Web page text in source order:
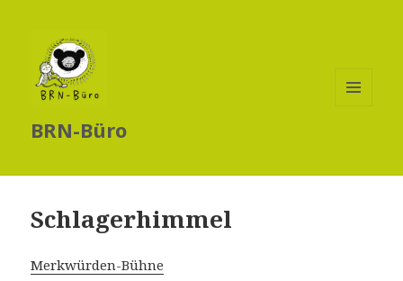
BRN-Büro
Schlagerhimmel
Merkwürden-Bühne